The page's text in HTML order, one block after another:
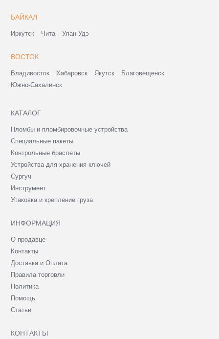
БАЙКАЛ
Иркутск Чита Улан-Удэ
ВОСТОК
Владивосток Хабаровск Якутск
Благовещенск
Южно-Сахалинск
КАТАЛОГ
Пломбы и пломбировочные устройства
Специальные пакеты
Контрольные браслеты
Устройства для хранения ключей
Сургуч
Инструмент
Упаковка и крепление груза
ИНФОРМАЦИЯ
О продавце
Контакты
Доставка и Оплата
Правила торговли
Политика
Помощь
Статьи
КОНТАКТЫ